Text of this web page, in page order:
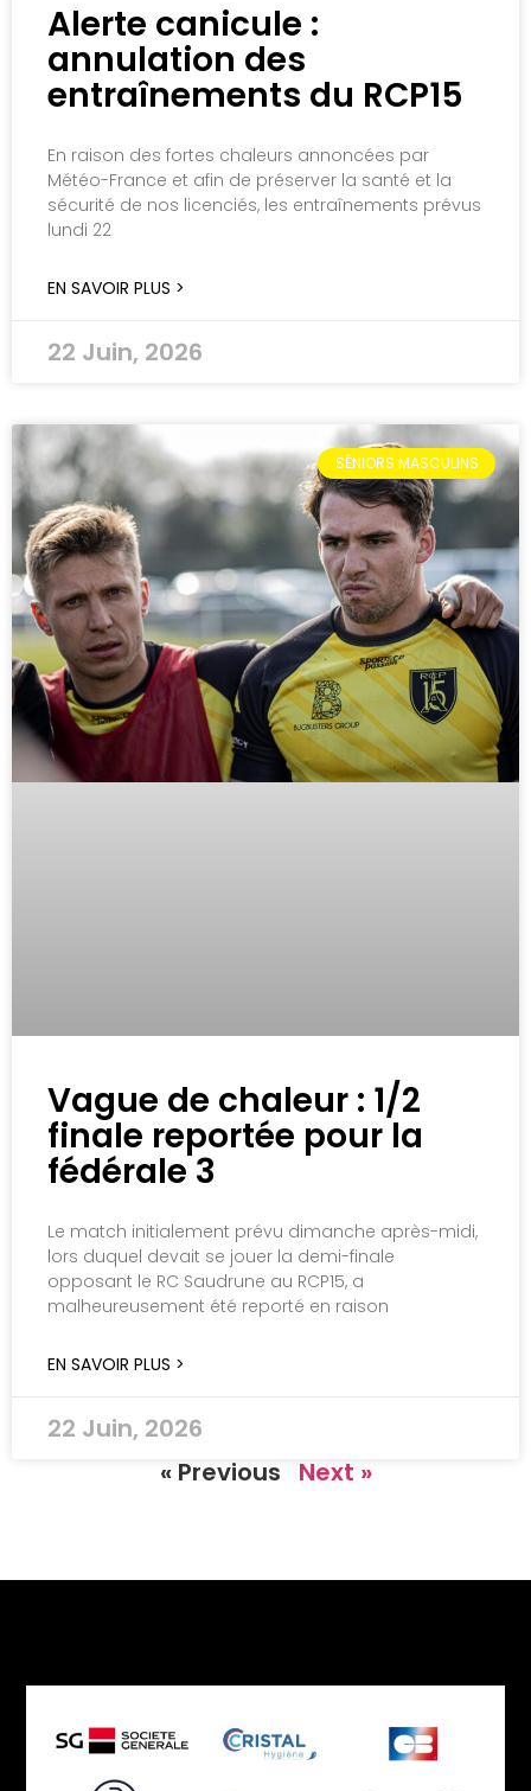
Alerte canicule :
annulation des
entraînements du RCP15
En raison des fortes chaleurs annoncées par
Météo-France et afin de préserver la santé et la
sécurité de nos licenciés, les entraînements prévus
lundi 22
EN SAVOIR PLUS >
22 Juin, 2026
SÉNIORS MASCULINS
Vague de chaleur : 1/2
finale reportée pour la
fédérale 3
Le match initialement prévu dimanche après-midi,
lors duquel devait se jouer la demi-finale
opposant le RC Saudrune au RCP15, a
malheureusement été reporté en raison
EN SAVOIR PLUS >
22 Juin, 2026
« Previous
Next »